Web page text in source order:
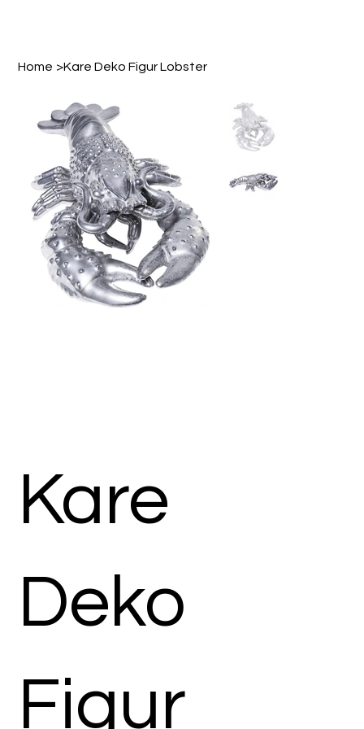
Home >Kare Deko Figur Lobster
Kare
Deko
Figur